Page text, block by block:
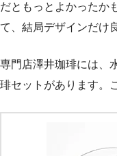
だともっとよかったか
て、結局デザインだけ
専門店澤井珈琲には、
琲セットがあります。